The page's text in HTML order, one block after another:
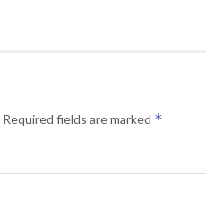
Required fields are marked *